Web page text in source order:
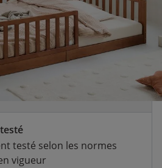
indisponible
disponible à partir du 11
et flexible
Apple Pay, Google Pay
testé selon les normes
vigueur